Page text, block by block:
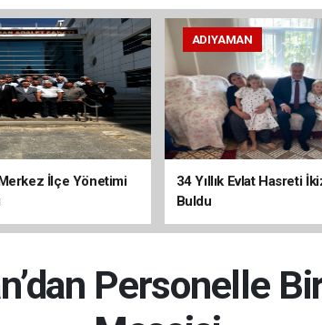
İlçe Yönetimi
ADIYAMAN
34 Yıllık Evlat Hasreti
Buldu
Personelle